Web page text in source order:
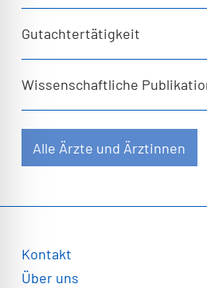
Gutachtertätigkeit
Wissenschaftliche
Alle Ärzte und Ärztinnen
Kontakt
Über uns